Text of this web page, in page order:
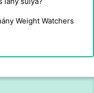
Weight Watchers